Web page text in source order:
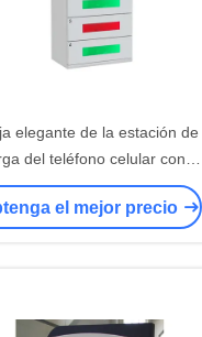
elegante de la estación de
del teléfono celular con 4
electrónicos de la
pantalla táctil
el mejor precio